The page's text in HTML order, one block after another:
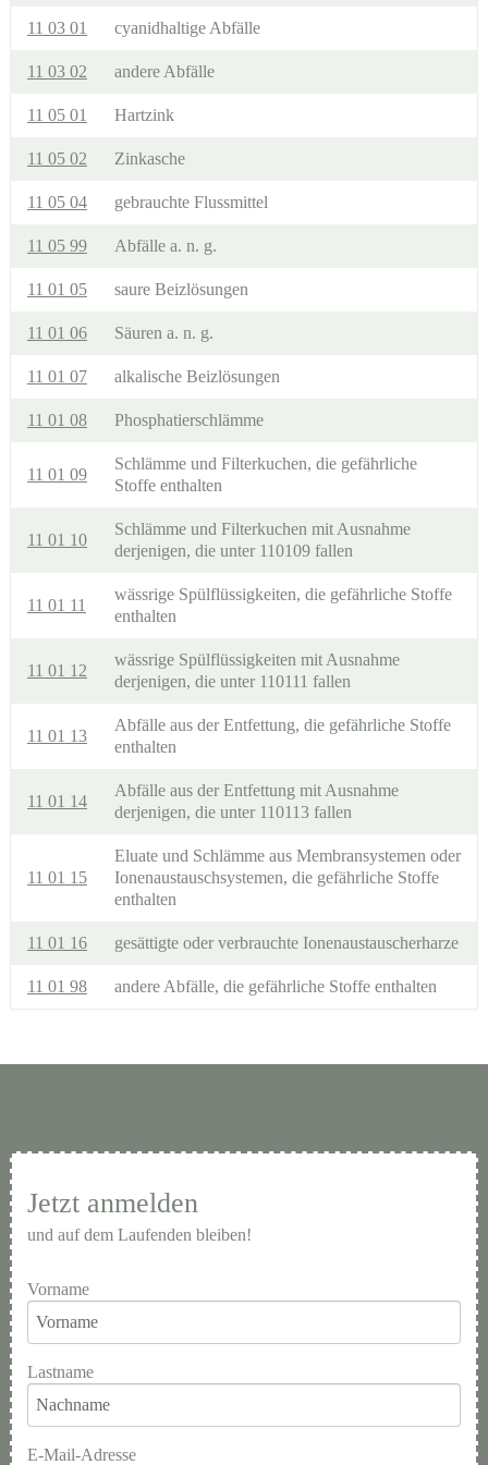
11 03 01 cyanidhaltige Abfälle
11 03 02 andere Abfälle
11 05 01 Hartzink
11 05 02 Zinkasche
11 05 04 gebrauchte Flussmittel
11 05 99 Abfälle a. n. g.
11 01 05 saure Beizlösungen
11 01 06 Säuren a. n. g.
11 01 07 alkalische Beizlösungen
11 01 08 Phosphatierschlämme
11 01 09
Schlämme und Filterkuchen, die gefährliche
Stoffe enthalten
11 01 10
Schlämme und Filterkuchen mit Ausnahme
derjenigen, die unter 110109 fallen
11 01 11
wässrige Spülflüssigkeiten, die gefährliche Stoffe
enthalten
11 01 12
wässrige Spülflüssigkeiten mit Ausnahme
derjenigen, die unter 110111 fallen
11 01 13
Abfälle aus der Entfettung, die gefährliche Stoffe
enthalten
11 01 14
Abfälle aus der Entfettung mit Ausnahme
derjenigen, die unter 110113 fallen
11 01 15
Eluate und Schlämme aus Membransystemen oder
Ionenaustauschsystemen, die gefährliche Stoffe
enthalten
11 01 16 gesättigte oder verbrauchte Ionenaustauscherharze
11 01 98 andere Abfälle, die gefährliche Stoffe enthalten
Jetzt anmelden
und auf dem Laufenden bleiben!
Vorname
Lastname
E-Mail-Adresse